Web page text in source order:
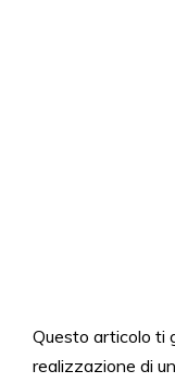
Questo articolo ti
realizzazione di